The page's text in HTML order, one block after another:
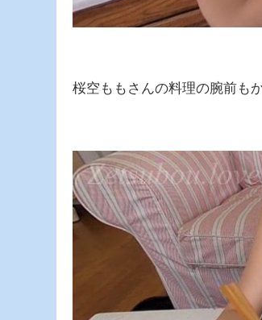
桜空ももさんの料理の腕前も